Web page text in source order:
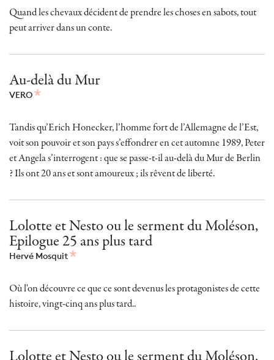
Quand les chevaux décident de prendre les choses en sabots, tout
peut arriver dans un conte.
Au-delà du Mur
VERO
Tandis qu’Erich Honecker, l’homme fort de l’Allemagne de l’Est,
voit son pouvoir et son pays s’effondrer en cet automne 1989, Peter
et Angela s’interrogent : que se passe-t-il au-delà du Mur de Berlin
? Ils ont 20 ans et sont amoureux ; ils rêvent de liberté.
Lolotte et Nesto ou le serment du Moléson,
Epilogue 25 ans plus tard
Hervé Mosquit
Où l'on découvre ce que ce sont devenus les protagonistes de cette
histoire, vingt-cinq ans plus tard..